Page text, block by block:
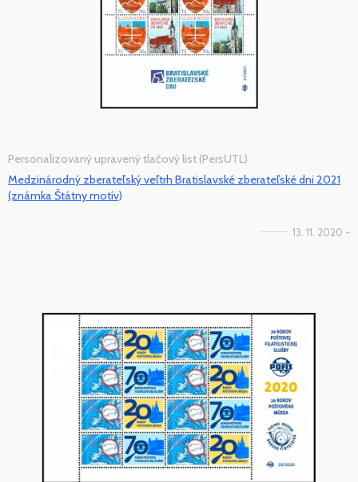
Personalizovaný upravený tlačový list (PersUTL)
Medzinárodný zberateľský veľtrh Bratislavské zberateľské dni 2021
(známka Štátny motív)
13. 11. 2020 -